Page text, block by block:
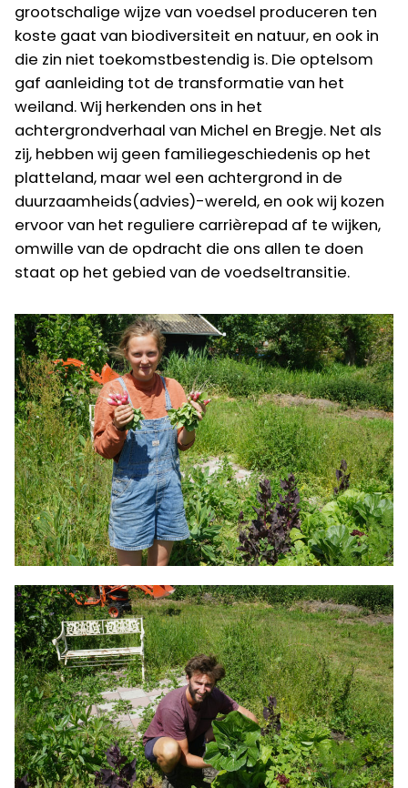
grootschalige wijze van voedsel produceren ten
koste gaat van biodiversiteit en natuur, en ook in
die zin niet toekomstbestendig is. Die optelsom
gaf aanleiding tot de transformatie van het
weiland. Wij herkenden ons in het
achtergrondverhaal van Michel en Bregje. Net als
zij, hebben wij geen familiegeschiedenis op het
platteland, maar wel een achtergrond in de
duurzaamheids(advies)-wereld, en ook wij kozen
ervoor van het reguliere carrièrepad af te wijken,
omwille van de opdracht die ons allen te doen
staat op het gebied van de voedseltransitie.